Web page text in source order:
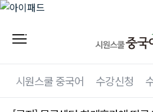
시원스쿨 중국어 수강신청